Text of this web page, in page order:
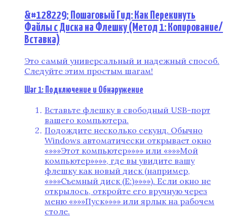
&#128229; Пошаговый Гид: Как Перекинуть
Файлы с Диска на Флешку (Метод 1: Копирование/
Вставка)
Это самый универсальный и надежный способ.
Следуйте этим простым шагам!
Шаг 1: Подключение и Обнаружение
Вставьте флешку в свободный USB-порт
вашего компьютера.
Подождите несколько секунд. Обычно
Windows автоматически открывает окно
«»»»Этот компьютер»»»» или «»»»Мой
компьютер»»»», где вы увидите вашу
флешку как новый диск (например,
«»»»Съемный диск (E:)»»»»). Если окно не
открылось, откройте его вручную через
меню «»»»Пуск»»»» или ярлык на рабочем
столе.